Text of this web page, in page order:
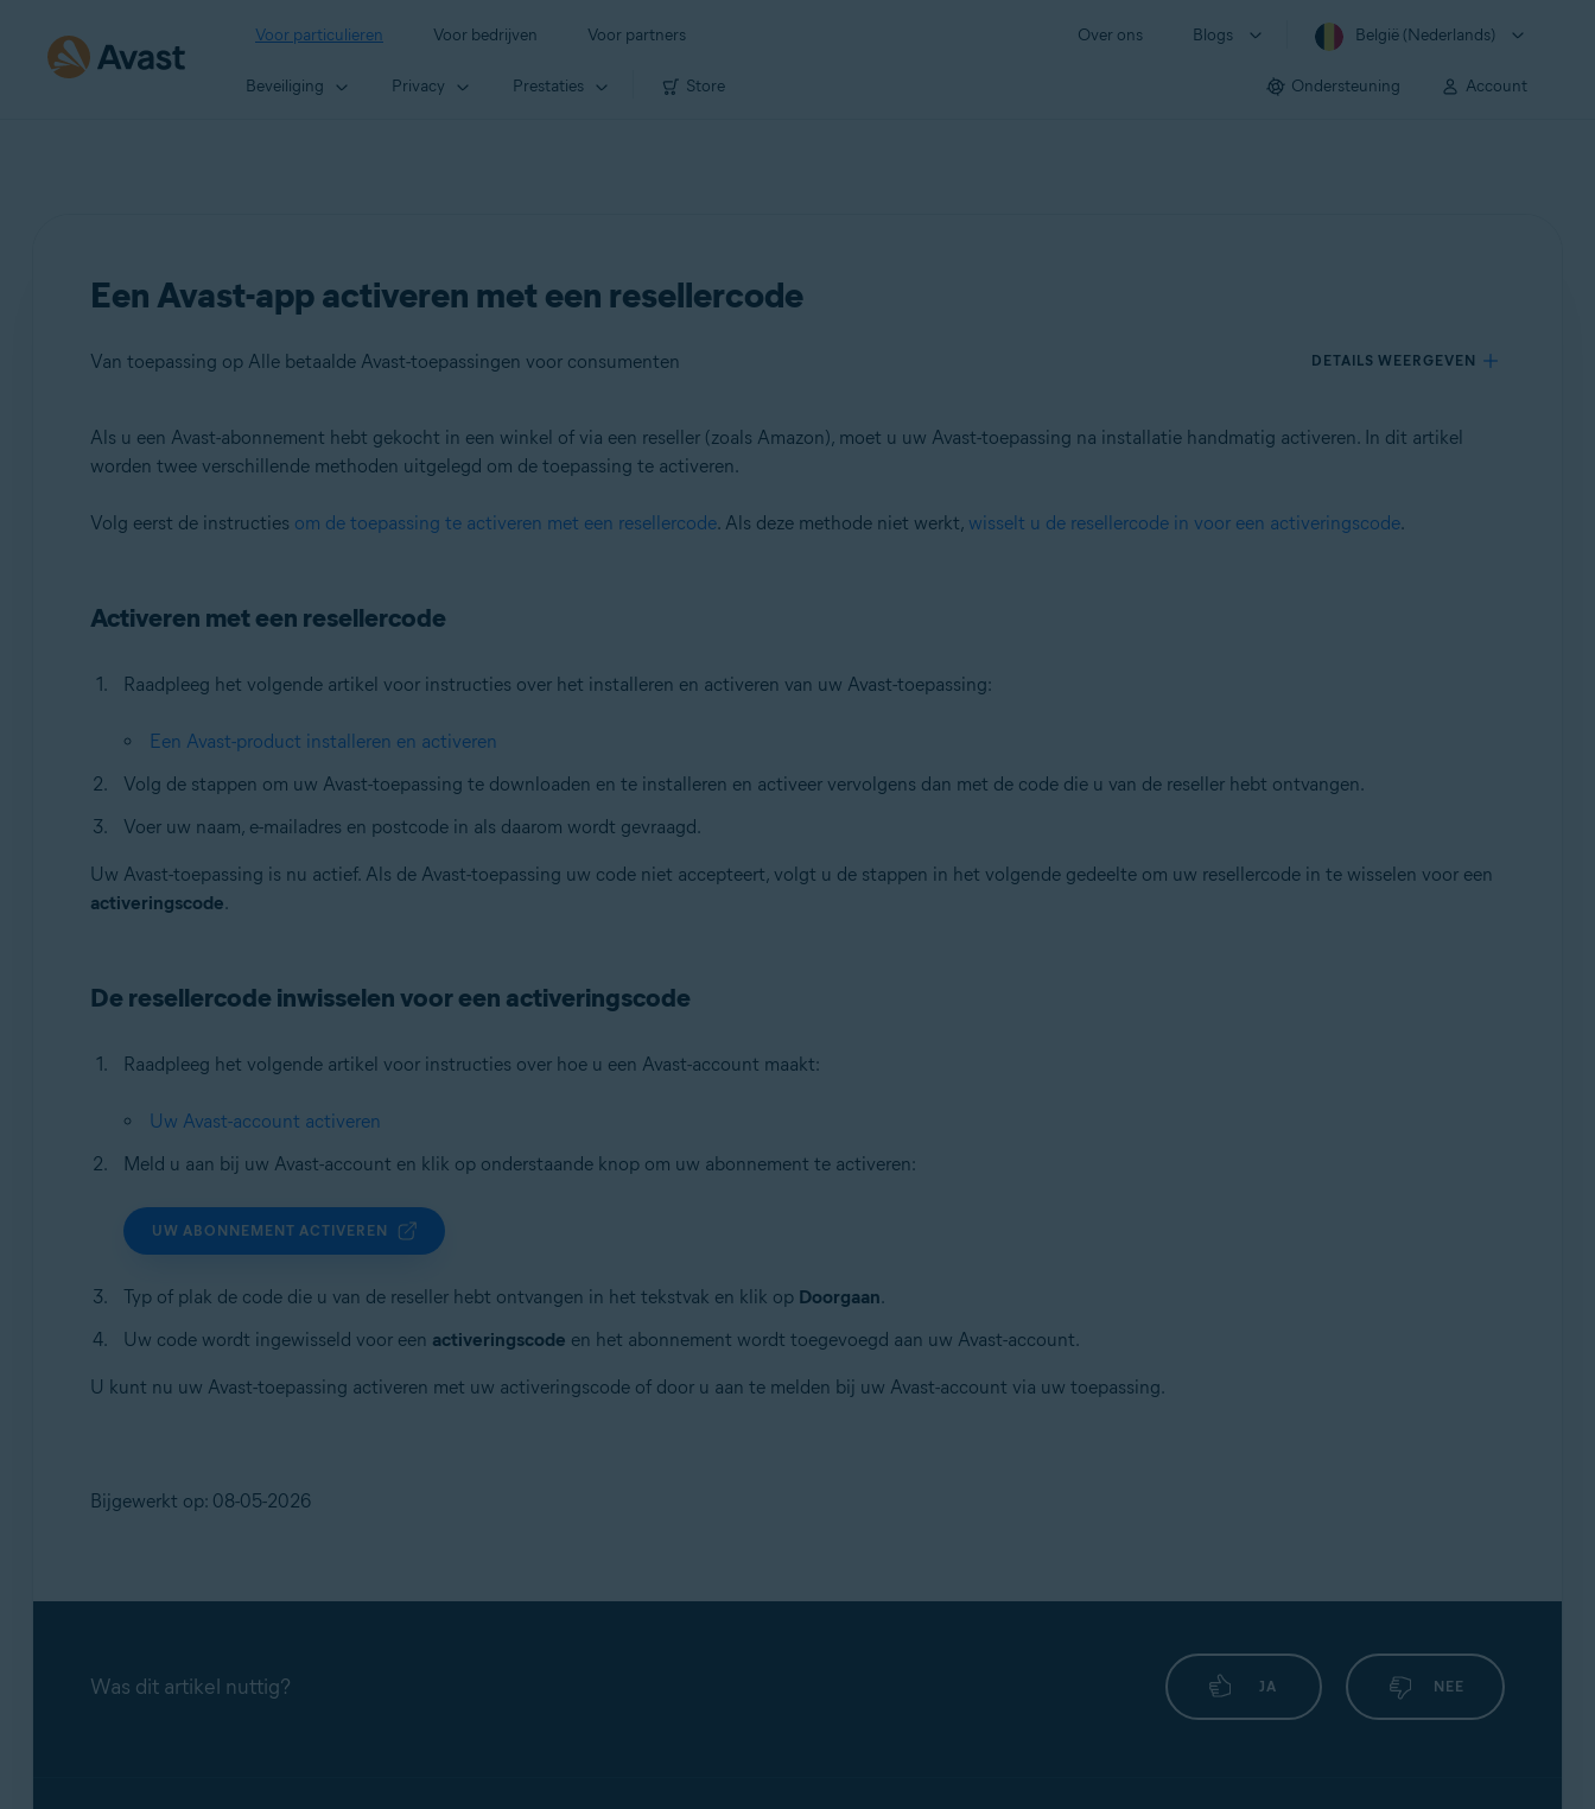
Voor particulieren Voor bedrijven Voor partners Over ons Blogs België (Nederlands)
Beveiliging Privacy Prestaties Store Ondersteuning Account
Een Avast-app activeren met een resellercode
Van toepassing op Alle betaalde Avast-toepassingen voor consumenten DETAILS WEERGEVEN
Producten:
Als u een Avast-abonnement hebt gekocht in een winkel of via een reseller (zoals Amazon), moet u uw Avast-toepassing na installatie handmatig activeren. In dit artikel
worden twee verschillende methoden uitgelegd om de toepassing te activeren.
Volg eerst de instructies om de toepassing te activeren met een resellercode. Als deze methode niet werkt, wisselt u de resellercode in voor een activeringscode.
Activeren met een resellercode
Raadpleeg het volgende artikel voor instructies over het installeren en activeren van uw Avast-toepassing:
Een Avast-product installeren en activeren
Volg de stappen om uw Avast-toepassing te downloaden en te installeren en activeer vervolgens dan met de code die u van de reseller hebt ontvangen.
Voer uw naam, e-mailadres en postcode in als daarom wordt gevraagd.
Uw Avast-toepassing is nu actief. Als de Avast-toepassing uw code niet accepteert, volgt u de stappen in het volgende gedeelte om uw resellercode in te wisselen voor een
activeringscode.
De resellercode inwisselen voor een activeringscode
Raadpleeg het volgende artikel voor instructies over hoe u een Avast-account maakt:
Uw Avast-account activeren
Meld u aan bij uw Avast-account en klik op onderstaande knop om uw abonnement te activeren:
UW ABONNEMENT ACTIVEREN
Typ of plak de code die u van de reseller hebt ontvangen in het tekstvak en klik op Doorgaan.
Uw code wordt ingewisseld voor een activeringscode en het abonnement wordt toegevoegd aan uw Avast-account.
U kunt nu uw Avast-toepassing activeren met uw activeringscode of door u aan te melden bij uw Avast-account via uw toepassing.
Bijgewerkt op: 08-05-2026
Was dit artikel nuttig? JA NEE